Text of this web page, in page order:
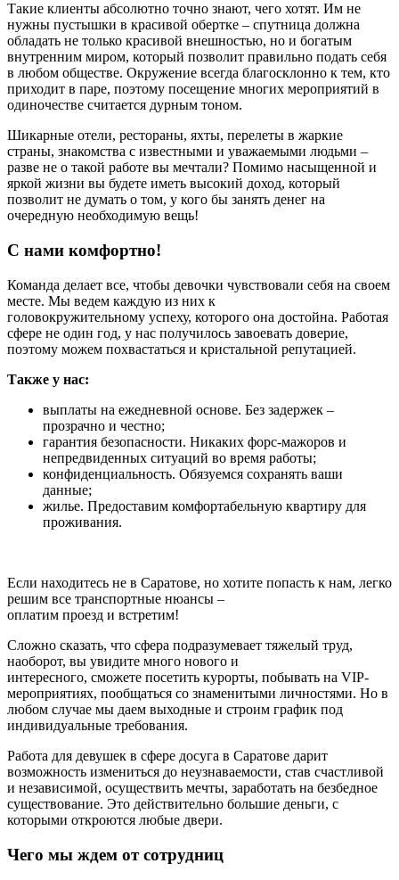
Такие клиенты абсолютно точно знают, чего хотят. Им не
нужны пустышки в красивой обертке – спутница должна
обладать не только красивой внешностью, но и богатым
внутренним миром, который позволит правильно подать себя
в любом обществе. Окружение всегда благосклонно к тем, кто
приходит в паре, поэтому посещение многих мероприятий в
одиночестве считается дурным тоном.
Шикарные отели, рестораны, яхты, перелеты в жаркие
страны, знакомства с известными и уважаемыми людьми –
разве не о такой работе вы мечтали? Помимо насыщенной и
яркой жизни вы будете иметь высокий доход, который
позволит не думать о том, у кого бы занять денег на
очередную необходимую вещь!
С нами комфортно!
Команда делает все, чтобы девочки чувствовали себя на своем
месте. Мы ведем каждую из них к
головокружительному успеху, которого она достойна. Работая
сфере не один год, у нас получилось завоевать доверие,
поэтому можем похвастаться и кристальной репутацией.
Также у нас:
выплаты на ежедневной основе. Без задержек –
прозрачно и честно;
гарантия безопасности. Никаких форс-мажоров и
непредвиденных ситуаций во время работы;
конфиденциальность. Обязуемся сохранять ваши
данные;
жилье. Предоставим комфортабельную квартиру для
проживания.
Если находитесь не в Саратове, но хотите попасть к нам, легко
решим все транспортные нюансы –
оплатим проезд и встретим!
Сложно сказать, что сфера подразумевает тяжелый труд,
наоборот, вы увидите много нового и
интересного, сможете посетить курорты, побывать на VIP-
мероприятиях, пообщаться со знаменитыми личностями. Но в
любом случае мы даем выходные и строим график под
индивидуальные требования.
Работа для девушек в сфере досуга в Саратове дарит
возможность измениться до неузнаваемости, став счастливой
и независимой, осуществить мечты, заработать на безбедное
существование. Это действительно большие деньги, с
которыми откроются любые двери.
Чего мы ждем от сотрудниц